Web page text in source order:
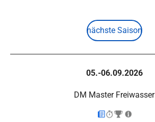
nächste Saison
05.-06.09.2026
DM Master Freiwasser